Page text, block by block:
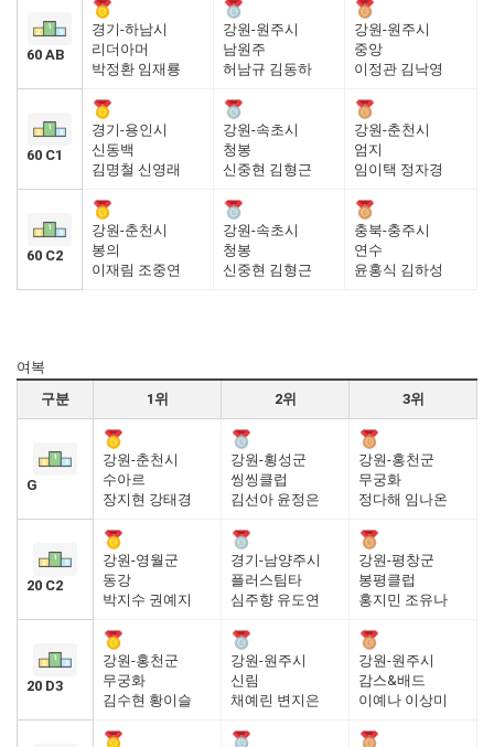
60 AB
경기-하남시
리더아머
박정환 임재룡
강원-원주시
남원주
허남규 김동하
강원-원주시
중앙
이정관 김낙영
60 C1
경기-용인시
신동백
김명철 신영래
강원-속초시
청봉
신중현 김형근
강원-춘천시
엄지
임이택 정자경
60 C2
강원-춘천시
봉의
이재림 조중연
강원-속초시
청봉
신중현 김형근
충북-충주시
연수
윤홍식 김하성
여복
구분
1위 2위 3위
G
강원-춘천시
수아르
장지현 강태경
강원-횡성군
씽씽클럽
김선아 윤정은
강원-홍천군
무궁화
정다해 임나온
20 C2
강원-영월군
동강
박지수 권예지
경기-남양주시
플러스팀타
심주향 유도연
강원-평창군
봉평클럽
홍지민 조유나
20 D3
강원-홍천군
무궁화
김수현 황이슬
강원-원주시
신림
채예린 변지은
강원-원주시
감스&배드
이예나 이상미